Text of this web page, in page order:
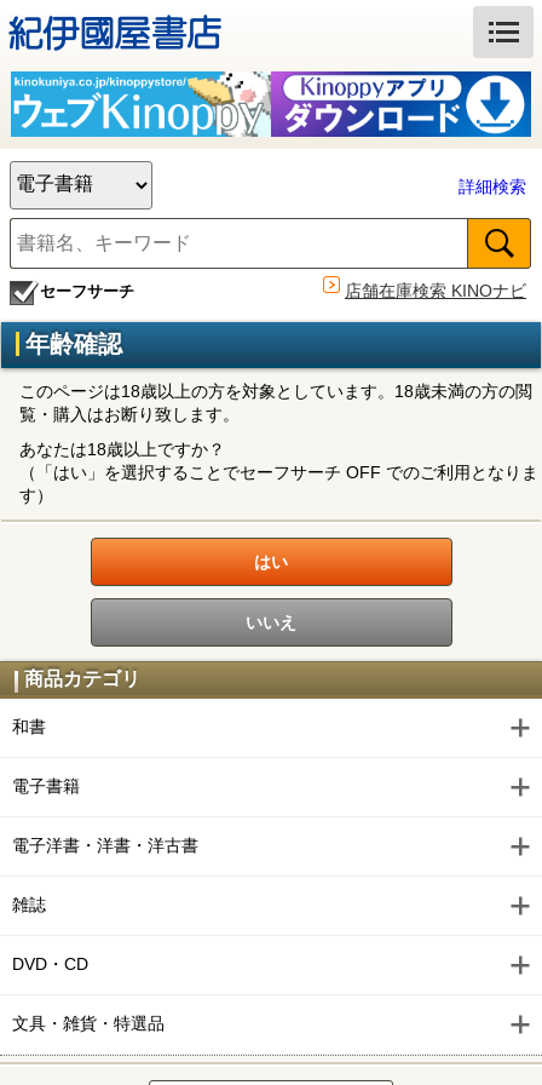
詳細検索
セーフサーチ 店舗在庫検索 KINOナビ
年齢確認
このページは18歳以上の方を対象としています。18歳未満の方の閲
覧・購入はお断り致します。
あなたは18歳以上ですか？
（「はい」を選択することでセーフサーチ OFF でのご利用となりま
す）
商品カテゴリ
和書
電子書籍
電子洋書・洋書・洋古書
雑誌
DVD・CD
文具・雑貨・特選品